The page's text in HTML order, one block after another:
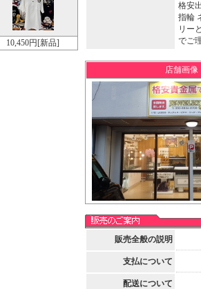
10,450円[新品]
格安
指輪
リー
でご
店舗画像
販売全般の説明
支払について
配送について